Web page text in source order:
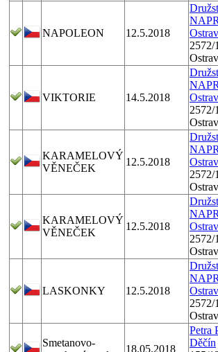
NAPOLEON 12.5.2018
2572/
VIKTORIE 14.5.2018
2572/
KARAMELOVÝ
VĚNEČEK
12.5.2018
2572/
KARAMELOVÝ
VĚNEČEK
12.5.2018
2572/
LASKONKY 12.5.2018
2572/
Smetanovo-
18.05.2018
Petra
Děčín